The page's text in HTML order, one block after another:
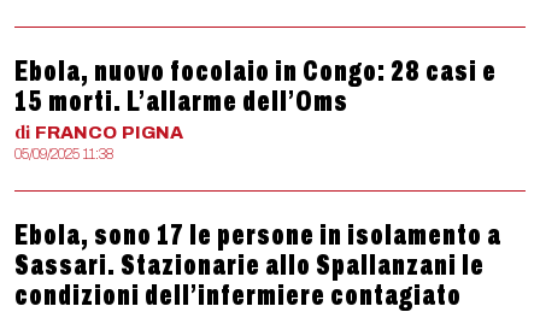
Ebola, nuovo focolaio in Congo: 28 casi e
15 morti. L’allarme dell’Oms
di FRANCO PIGNA
05/09/2025 11:38
Ebola, sono 17 le persone in isolamento a
Sassari. Stazionarie allo Spallanzani le
condizioni dell’infermiere contagiato